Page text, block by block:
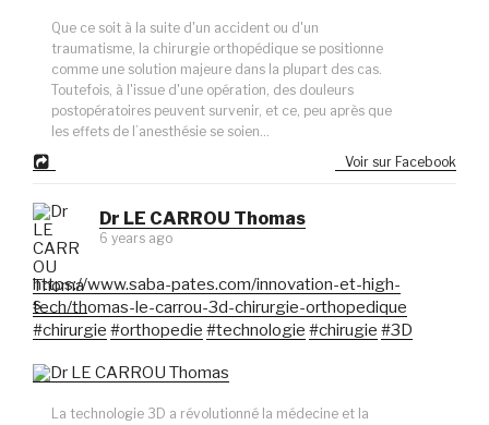
Que ce soit à la suite d'un accident ou d'un
traumatisme, la chirurgie orthopédique se positionne
comme une solution majeure dans la plupart des cas.
Toutefois, à l'issue d'une opération, des douleurs
postopératoires peuvent survenir, et ce, peu après que
les effets de l’anesthésie se soien...
Voir sur Facebook
Dr LE CARROU Thomas
6 years ago
https://www.saba-pates.com/innovation-et-high-
tech/thomas-le-carrou-3d-chirurgie-orthopedique
#chirurgie #orthopedie #technologie #chirugie #3D
La technologie 3D a révolutionné la médecine et la